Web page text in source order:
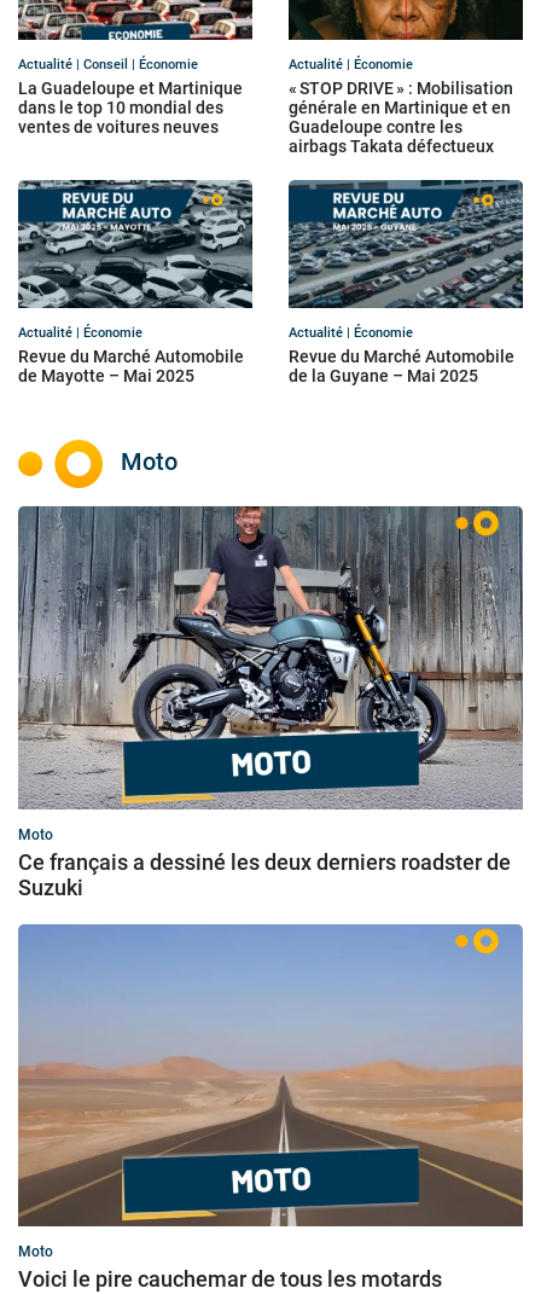
Actualité | Conseil | Économie
La Guadeloupe et Martinique
dans le top 10 mondial des
ventes de voitures neuves
Actualité | Économie
« STOP DRIVE » : Mobilisation
générale en Martinique et en
Guadeloupe contre les
airbags Takata défectueux
Actualité | Économie
Revue du Marché Automobile
de Mayotte – Mai 2025
Actualité | Économie
Revue du Marché Automobile
de la Guyane – Mai 2025
Moto
Moto
Ce français a dessiné les deux derniers roadster de
Suzuki
Moto
Voici le pire cauchemar de tous les motards